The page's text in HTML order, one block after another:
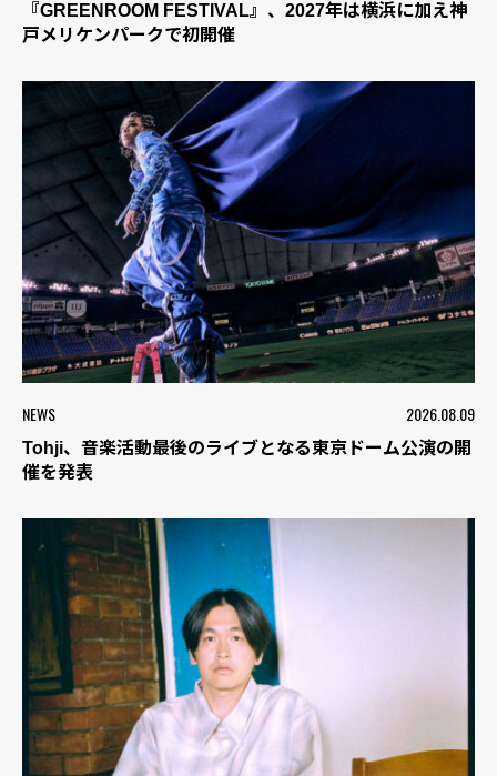
『GREENROOM FESTIVAL』、2027年は横浜に加え神
戸メリケンパークで初開催
NEWS 2026.08.09
Tohji、音楽活動最後のライブとなる東京ドーム公演の開
催を発表